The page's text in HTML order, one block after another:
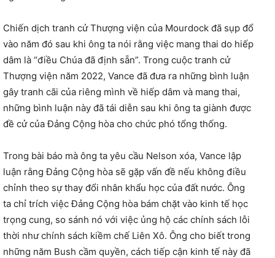
Chiến dịch tranh cử Thượng viện của Mourdock đã sụp đổ
vào năm đó sau khi ông ta nói rằng việc mang thai do hiếp
dâm là “điều Chúa đã định sẵn”. Trong cuộc tranh cử
Thượng viện năm 2022, Vance đã đưa ra những bình luận
gây tranh cãi của riêng mình về hiếp dâm và mang thai,
những bình luận này đã tái diễn sau khi ông ta giành được
đề cử của Đảng Cộng hòa cho chức phó tổng thống.
Trong bài báo mà ông ta yêu cầu Nelson xóa, Vance lập
luận rằng Đảng Cộng hòa sẽ gặp vấn đề nếu không điều
chỉnh theo sự thay đổi nhân khẩu học của đất nước. Ông
ta chỉ trích việc Đảng Cộng hòa bám chặt vào kinh tế học
trọng cung, so sánh nó với việc ủng hộ các chính sách lỗi
thời như chính sách kiềm chế Liên Xô. Ông cho biết trong
những năm Bush cầm quyền, cách tiếp cận kinh tế này đã